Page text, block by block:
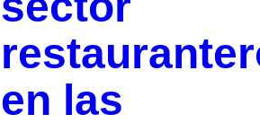
en las